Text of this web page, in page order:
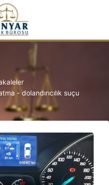
Bürosu |
- dolandırıcılık suçu